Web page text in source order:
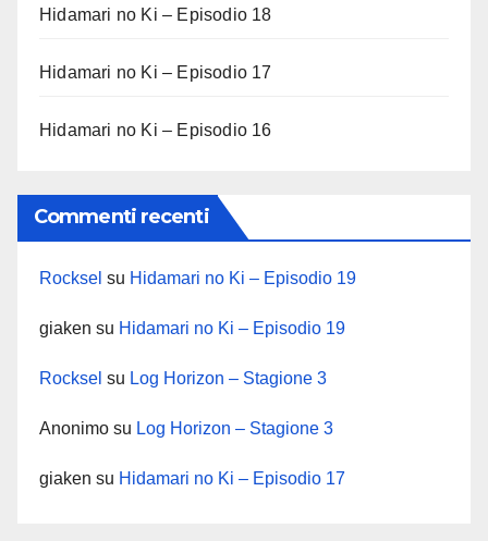
Hidamari no Ki – Episodio 18
Hidamari no Ki – Episodio 17
Hidamari no Ki – Episodio 16
Commenti recenti
Rocksel su Hidamari no Ki – Episodio 19
giaken su Hidamari no Ki – Episodio 19
Rocksel su Log Horizon – Stagione 3
Anonimo su Log Horizon – Stagione 3
giaken su Hidamari no Ki – Episodio 17